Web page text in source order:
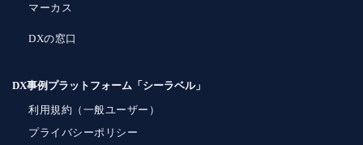
マーカス
DXの窓口
DX事例プラットフォーム「シーラベル」
利用規約（一般ユーザー）
プライバシーポリシー